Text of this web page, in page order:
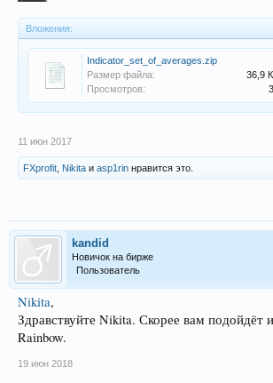
Вложения:
Indicator_set_of_averages.zip
Размер файла:
36,9
Просмотров:
11 июн 2017
FXprofit Nikita и asp1rin нравится это.
kandid
Новичок на бирже
Пользователь
Nikita,
Здравствуйте Nikita. Скорее вам подойдёт
Rainbow.
19 июн 2018